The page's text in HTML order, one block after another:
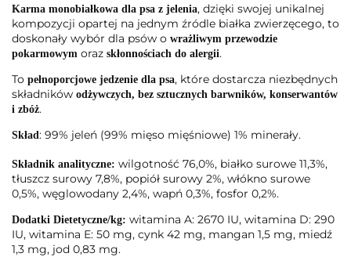
Karma monobiałkowa dla psa z jelenia, dzięki swojej unikalnej
kompozycji opartej na jednym źródle białka zwierzęcego, to
doskonały wybór dla psów o wrażliwym przewodzie
pokarmowym oraz skłonnościach do alergii.
To pełnoporcjowe jedzenie dla psa, które dostarcza niezbędnych
składników odżywczych, bez sztucznych barwników, konserwantów
i zbóż.
Skład: 99% jeleń (99% mięso mięśniowe) 1% minerały.
Składnik analityczne: wilgotność 76,0%, białko surowe 11,3%,
tłuszcz surowy 7,8%, popiół surowy 2%, włókno surowe
0,5%, węglowodany 2,4%, wapń 0,3%, fosfor 0,2%.
Dodatki Dietetyczne/kg: witamina A: 2670 IU, witamina D: 290
IU, witamina E: 50 mg, cynk 42 mg, mangan 1,5 mg, miedź
1,3 mg, jod 0,83 mg.